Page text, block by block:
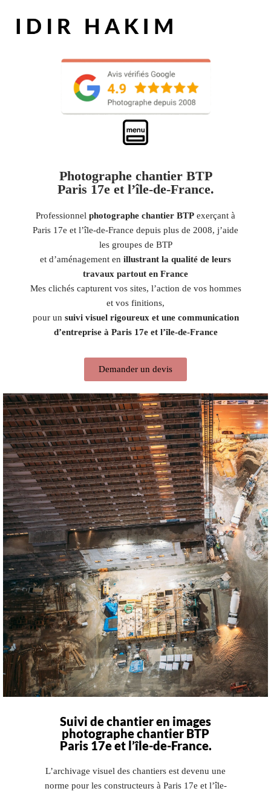
Photographe chantier BTP
Paris 17e et l’île-de-France.
Professionnel photographe chantier BTP exerçant à
Paris 17e et l’île-de-France depuis plus de 2008, j’aide
les groupes de BTP
et d’aménagement en illustrant la qualité de leurs
travaux partout en France
Mes clichés capturent vos sites, l’action de vos hommes
et vos finitions,
pour un suivi visuel rigoureux et une communication
d’entreprise à Paris 17e et l’île-de-France
Demander un devis
Suivi de chantier en images
photographe chantier BTP
Paris 17e et l’île-de-France.
L’archivage visuel des chantiers est devenu une
norme pour les constructeurs à Paris 17e et l’île-